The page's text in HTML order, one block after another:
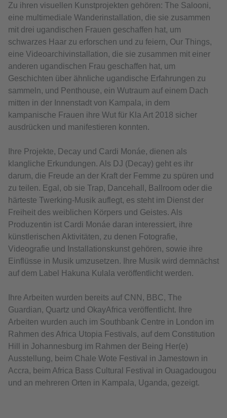
Zu ihren visuellen Kunstprojekten gehören: The Salooni,
eine multimediale Wanderinstallation, die sie zusammen
mit drei ugandischen Frauen geschaffen hat, um
schwarzes Haar zu erforschen und zu feiern, Our Things,
eine Videoarchivinstallation, die sie zusammen mit einer
anderen ugandischen Frau geschaffen hat, um
Geschichten über ähnliche ugandische Erfahrungen zu
sammeln, und Penthouse, ein Wutraum auf einem Dach
mitten in der Innenstadt von Kampala, in dem
kampanische Frauen ihre Wut für Kla Art 2018 sicher
ausdrücken und manifestieren konnten.
Ihre Projekte, Decay und Cardi Monáe, dienen als
klangliche Erkundungen. Als DJ (Decay) geht es ihr
darum, die Freude an der Kraft der Femme zu spüren und
zu teilen. Egal, ob sie Trap, Dancehall, Ballroom oder die
härteste Twerking-Musik auflegt, es steht im Dienst der
Freiheit des weiblichen Körpers und Geistes. Als
Produzentin ist Cardi Monáe daran interessiert, ihre
künstlerischen Aktivitäten, zu denen Fotografie,
Videografie und Installationskunst gehören, sowie ihre
Einflüsse in Musik umzusetzen. Ihre Musik wird demnächst
auf dem Label Hakuna Kulala veröffentlicht werden.
Ihre Arbeiten wurden bereits auf CNN, BBC, The
Guardian, Quartz und OkayAfrica veröffentlicht. Ihre
Arbeiten wurden auch im Southbank Centre in London im
Rahmen des Africa Utopia Festivals, auf dem Constitution
Hill in Johannesburg im Rahmen der Being Her(e)
Ausstellung, beim Chale Wote Festival in Jamestown in
Accra, beim Africa Bass Cultural Festival in Ouagadougou
und an mehreren Orten in Kampala, Uganda, gezeigt.